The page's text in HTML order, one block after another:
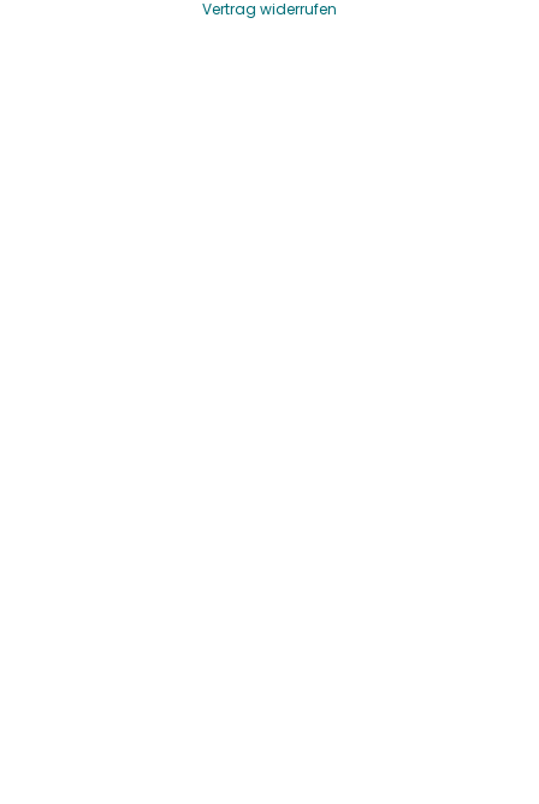
Vertrag widerrufen